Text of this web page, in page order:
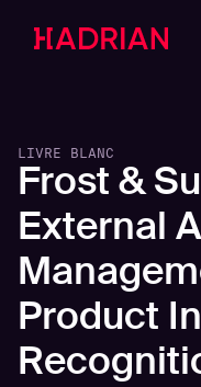
LIVRE BLANC
Frost &
External
Product